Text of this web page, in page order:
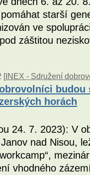
starší
ve
záštitou
[INEX - Sdružení
budou
horách
24. 7. 2023): V
nad Nisou,
vhodného